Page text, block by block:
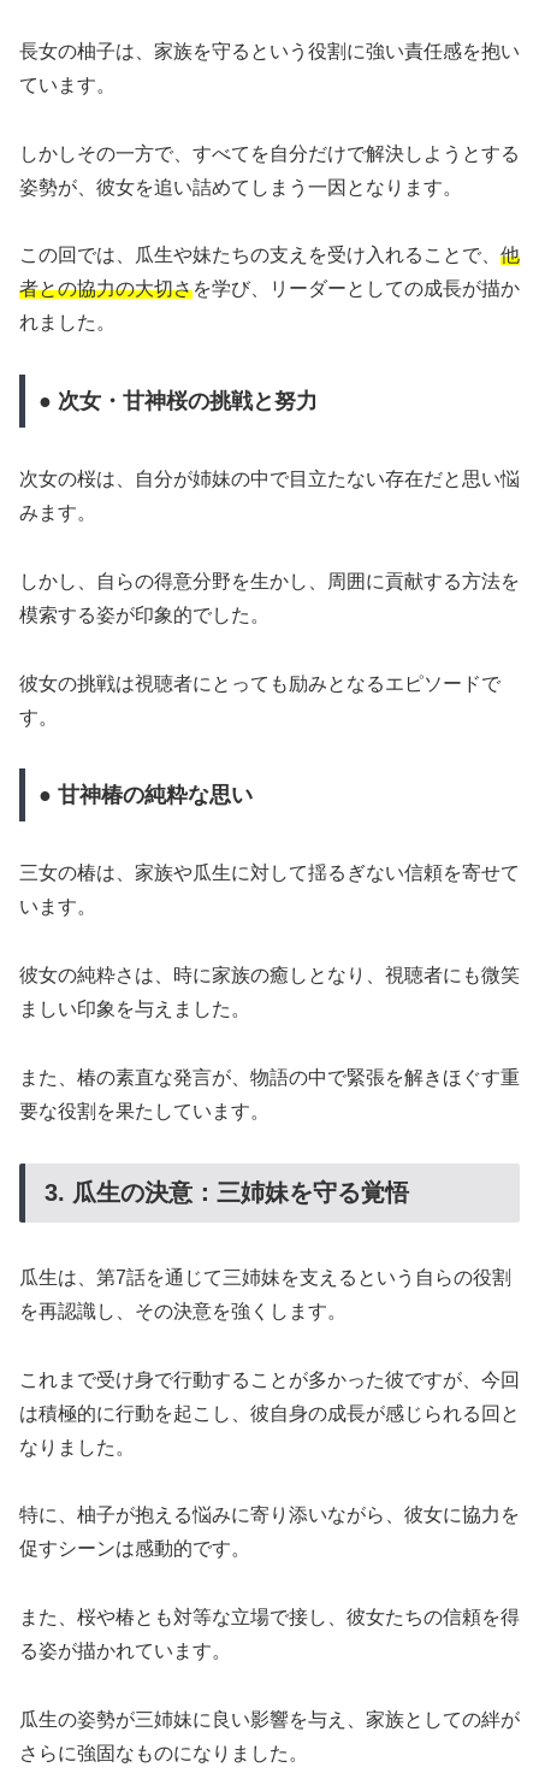
長女の柚子は、家族を守るという役割に強い責任感を抱い
ています。
しかしその一方で、すべてを自分だけで解決しようとする
姿勢が、彼女を追い詰めてしまう一因となります。
この回では、瓜生や妹たちの支えを受け入れることで、 他
者との協力の大切さを学び、リーダーとしての成長が描か
れました。
● 次女・甘神桜の挑戦と努力
次女の桜は、自分が姉妹の中で目立たない存在だと思い悩
みます。
しかし、自らの得意分野を生かし、周囲に貢献する方法を
模索する姿が印象的でした。
彼女の挑戦は視聴者にとっても励みとなるエピソードで
す。
● 甘神椿の純粋な思い
三女の椿は、家族や瓜生に対して揺るぎない信頼を寄せて
います。
彼女の純粋さは、時に家族の癒しとなり、視聴者にも微笑
ましい印象を与えました。
また、椿の素直な発言が、物語の中で緊張を解きほぐす重
要な役割を果たしています。
3. 瓜生の決意：三姉妹を守る覚悟
瓜生は、第7話を通じて三姉妹を支えるという自らの役割
を再認識し、その決意を強くします。
これまで受け身で行動することが多かった彼ですが、今回
は積極的に行動を起こし、彼自身の成長が感じられる回と
なりました。
特に、柚子が抱える悩みに寄り添いながら、彼女に協力を
促すシーンは感動的です。
また、桜や椿とも対等な立場で接し、彼女たちの信頼を得
る姿が描かれています。
瓜生の姿勢が三姉妹に良い影響を与え、家族としての絆が
さらに強固なものになりました。